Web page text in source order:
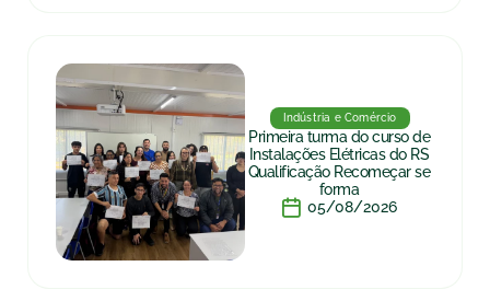
Indústria e Comércio
Primeira turma do curso de
Instalações Elétricas do RS
Qualificação Recomeçar se
forma
05/08/2026